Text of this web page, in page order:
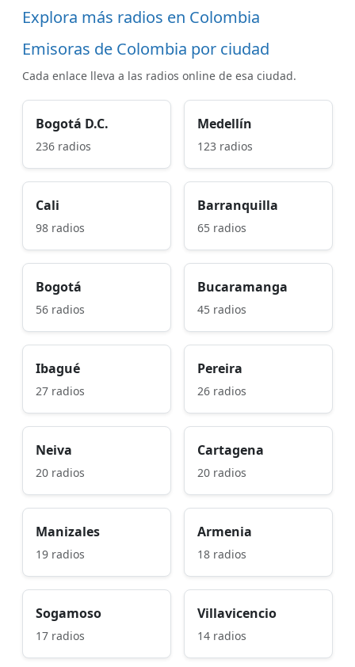
Explora más radios en Colombia
Emisoras de Colombia por ciudad
Cada enlace lleva a las radios online de esa ciudad.
Bogotá D.C.
236 radios
Medellín
123 radios
Cali
98 radios
Barranquilla
65 radios
Bogotá
56 radios
Bucaramanga
45 radios
Ibagué
27 radios
Pereira
26 radios
Neiva
20 radios
Cartagena
20 radios
Manizales
19 radios
Armenia
18 radios
Sogamoso
17 radios
Villavicencio
14 radios